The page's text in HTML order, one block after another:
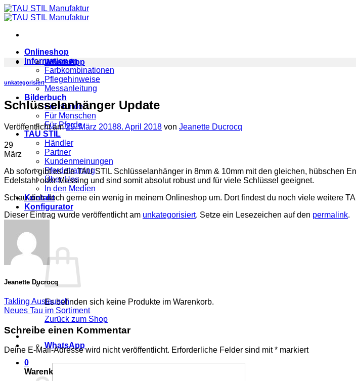
Zum
Inhalt
Onlineshop
Informationen
Farbkombinationen
Pflegehinweise
Messanleitung
Bilderbuch
Für Hunde
Für Menschen
Für Pferde
TAU STIL
Händler
Partner
Kundenmeinungen
Pferdetraining
Über Uns
In den Medien
Kontakt
Konfigurator
Es befinden sich keine Produkte im Warenkorb.
Zurück zum Shop
WhatsApp
0
Warenkorb
WhatsApp
unkategorisiert
Schlüsselanhänger Update
Veröffentlicht am29. März 20188. April 2018 von Jeanette Ducrocq
29
März
Ab sofort gibt es die TAU STIL Schlüsselanhänger in 8mm & 10mm mit den gleichen, hübschen
Edelstahl oder Messing und sind somit absolut robust und für viele Schlüssel geeignet.
Schau dich doch gerne ein wenig in meinem Onlineshop um. Dort findest du noch viele weitere
Dieser Eintrag wurde veröffentlicht am unkategorisiert. Setze ein Lesezeichen auf den permalink.
Jeanette Ducrocq
Takling Austausch
Neues Tau im Sortiment
Schreibe einen Kommentar
Deine E-Mail-Adresse wird nicht veröffentlicht. Erforderliche Felder sind mit* markiert